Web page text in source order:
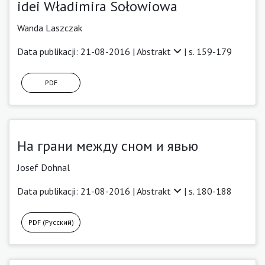
idei Władimira Sołowiowa
Wanda Laszczak
Data publikacji: 21-08-2016 | Abstrakt | s. 159-179
PDF
На грани между сном и явью
Josef Dohnal
Data publikacji: 21-08-2016 | Abstrakt | s. 180-188
PDF (Русский)